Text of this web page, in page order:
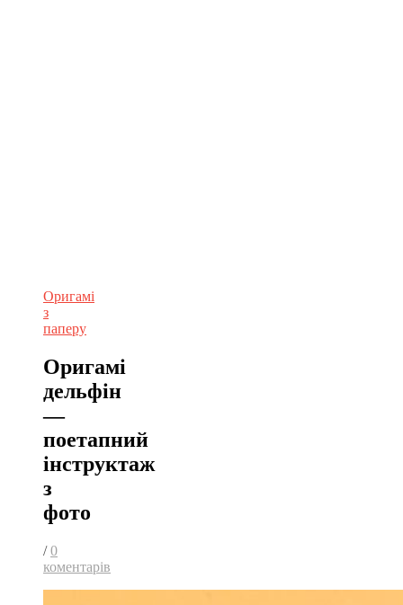
Оригамі
з
паперу
Оригамі
дельфін
—
поетапний
інструктаж
з
фото
/ 0
коментарів